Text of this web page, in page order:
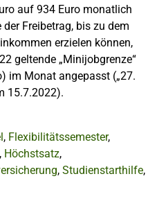
auf 934 Euro monatlich
Freibetrag, bis zu dem
erzielen können,
geltende „Minijobgrenze“
im Monat angepasst („27.
15.7.2022).
, Flexibilitätssemester,
, Höchstsatz,
, Studienstarthilfe,